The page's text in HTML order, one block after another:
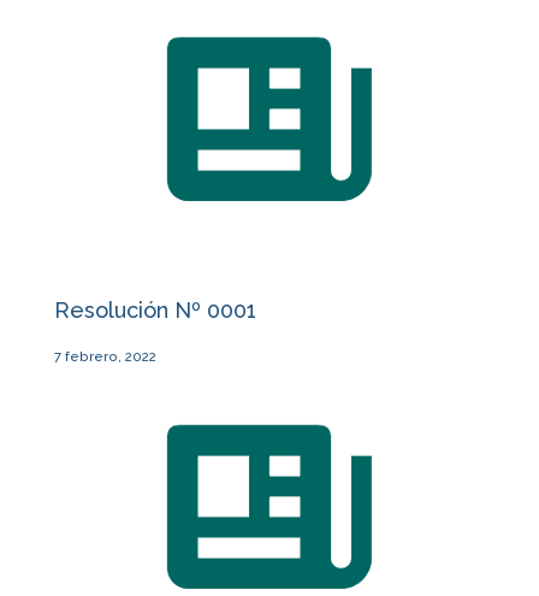
Resolución Nº 0001
7 febrero, 2022